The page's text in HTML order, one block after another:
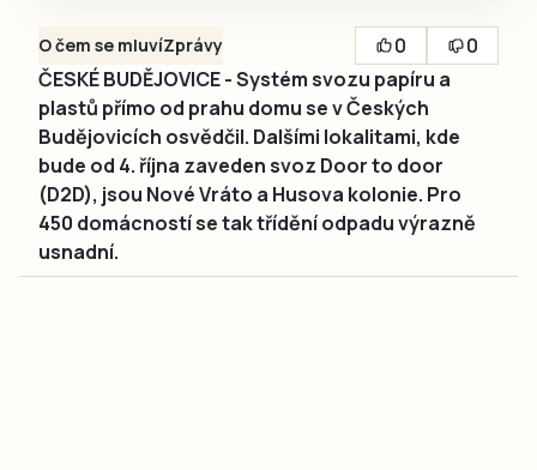
O čem se mluvíZprávy 0
0
ČESKÉ BUDĚJOVICE - Systém svozu papíru a
plastů přímo od prahu domu se v Českých
Budějovicích osvědčil. Dalšími lokalitami, kde
bude od 4. října zaveden svoz Door to door
(D2D), jsou Nové Vráto a Husova kolonie. Pro
450 domácností se tak třídění odpadu výrazně
usnadní.